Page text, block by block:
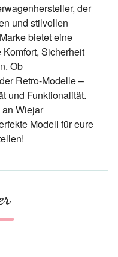
der
und stilvollen
bietet eine
Sicherheit
Ob
Retro-Modelle –
und Funktionalität.
Wiejar
Modell für eure